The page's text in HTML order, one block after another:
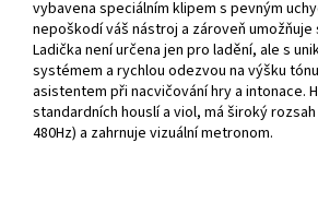
vybavena speciálním klipem s pevným
nepoškodí váš nástroj a zároveň umožňuje
Ladička není určena jen pro ladění, ale s
systémem a rychlou odezvou na výšku
asistentem při nacvičování hry a intonace.
standardních houslí a viol, má široký
480Hz) a zahrnuje vizuální metronom.